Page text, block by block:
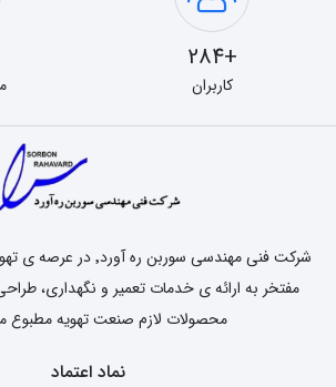
+284
کاربران
شرکت فنی مهندسی سوربن
مفتخر به ارائه ی خدمات تعمیر و نگهداری،
محصولات لازم صنعت تهویه مطبوع
نماد اعتماد